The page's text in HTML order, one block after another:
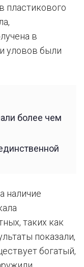
пластикового
в
уловов были
более чем
наличие
таких как
показали,
богатый,